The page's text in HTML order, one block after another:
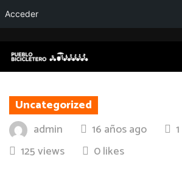
Uncategorized
admin
16 años ago
125 views
0 likes
Acceder